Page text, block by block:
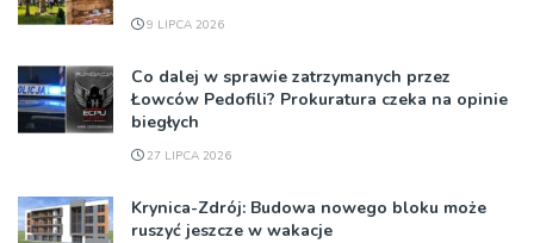
9 LIPCA 2026
Co dalej w sprawie zatrzymanych przez
Łowców Pedofili? Prokuratura czeka na opinie
biegłych
27 LIPCA 2026
Krynica-Zdrój: Budowa nowego bloku może
ruszyć jeszcze w wakacje